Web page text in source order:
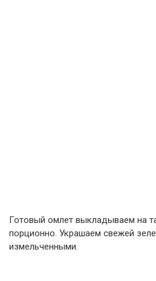
Готовый омлет выкладываем на
порционно. Украшаем свежей
измельченными.